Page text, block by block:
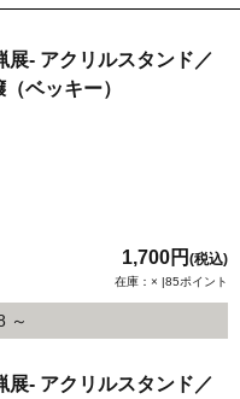
展- アクリルスタンド／
ベッキー）
1,700円 (税込)
在庫：× |85ポイント
～
展- アクリルスタンド／